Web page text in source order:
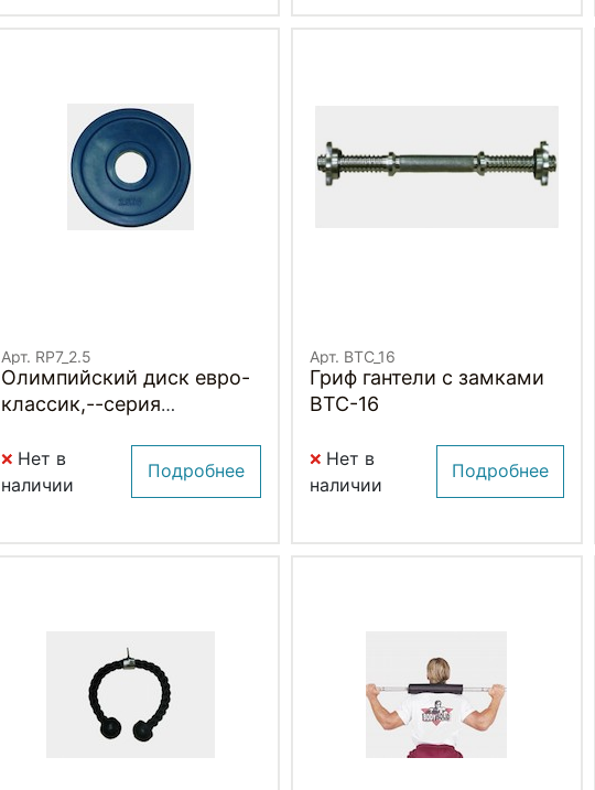
Арт. RP7_2.5
Олимпийский диск евро-
классик,--серия
Нет в
наличии
Подробнее
Арт. BTC_16
Гриф гантели с замками
BTC-16
Нет в
наличии
Подробнее